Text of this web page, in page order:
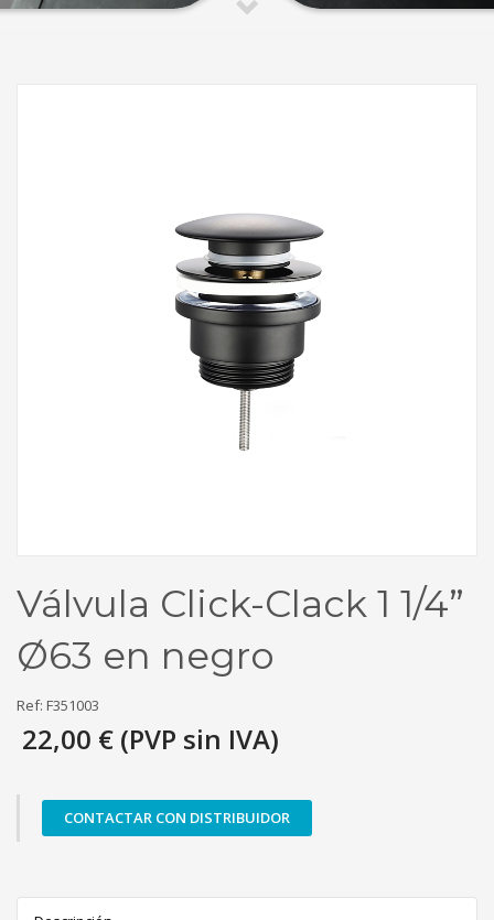
Válvula Click-Clack 1 1/4”
Ø63 en negro
Ref: F351003
22,00 € (PVP sin IVA)
CONTACTAR CON DISTRIBUIDOR